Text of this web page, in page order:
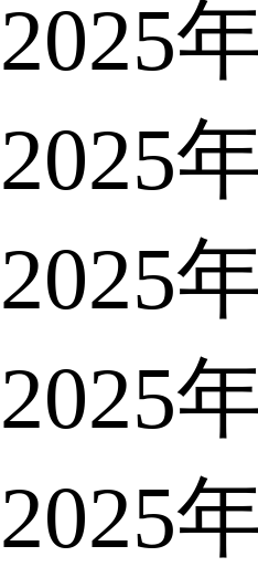
2025
2025
2025
2025
2025